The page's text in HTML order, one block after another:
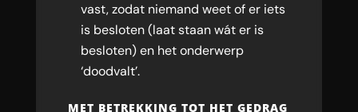
vast, zodat niemand weet of er iets
is besloten (laat staan wát er is
besloten) en het onderwerp
‘doodvalt’.
MET BETREKKING TOT HET GEDRAG